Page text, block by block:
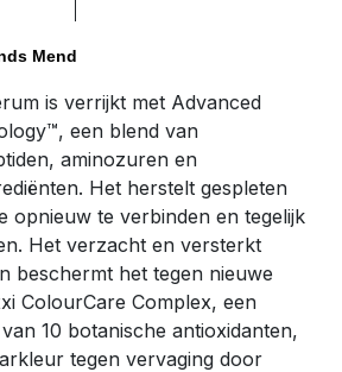
Mend
is verrijkt met Advanced
een blend van
aminozuren en
Het herstelt gespleten
opnieuw te verbinden en tegelijk
Het verzacht en versterkt
beschermt het tegen nieuwe
ColourCare Complex, een
10 botanische antioxidanten,
tegen vervaging door